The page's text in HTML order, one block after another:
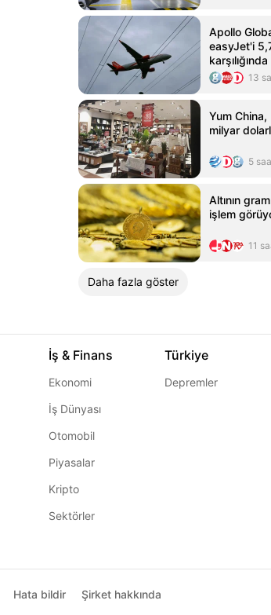
Apollo
easyJet'i
13
Yum China,
milyar
5
Altının
işlem
11
Daha fazla göster
İş & Finans
Ekonomi
İş Dünyası
Otomobil
Piyasalar
Kripto
Sektörler
Türkiye
Depremler
Hata bildir Şirket hakkında